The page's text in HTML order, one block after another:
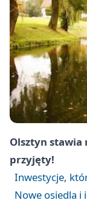
Olsztyn stawia
przyjęty!
Inwestycje,
Nowe osiedla i